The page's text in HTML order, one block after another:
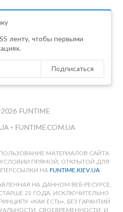
ленту, чтобы первыми
Подписаться
FUNTIME
• FUNTIME.COM.UA
МАТЕРИАЛОВ САЙТА
ПРЯМОЙ, ОТКРЫТОЙ ДЛЯ
НАFUNTIME.KIEV.UA
НА ДАННОМ ВЕБ-РЕСУРСЕ,
21 ГОДА, ИСКЛЮЧИТЕЛЬНО
«КАК ЕСТЬ», БЕЗ ГАРАНТИЙ
СВОЕВРЕМЕННОСТИ, И